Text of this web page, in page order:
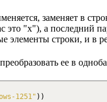
заменяет в
это "x"), а последний
элементы строки, и в
ее в
1251" ) )